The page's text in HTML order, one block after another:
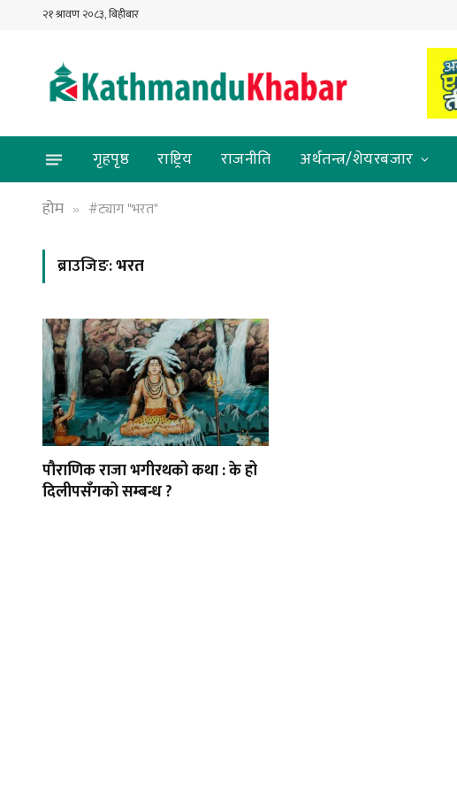
२१ श्रावण २०८३, बिहीबार
गृहपृष्ठ राष्ट्रिय राजनीति अर्थतन्त्र/शेयरबजार
होम
» #ट्याग "भरत"
ब्राउजिङ:भरत
पौराणिक राजा भगीरथको कथा : के हो
दिलीपसँगको सम्बन्ध ?